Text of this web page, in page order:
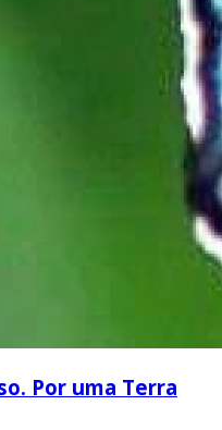
Por uma Terra